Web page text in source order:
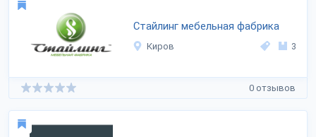
Стайлинг мебельная фабрика
Киров 3
0 отзывов